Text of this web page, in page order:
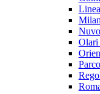
Linea
Olari
Parco